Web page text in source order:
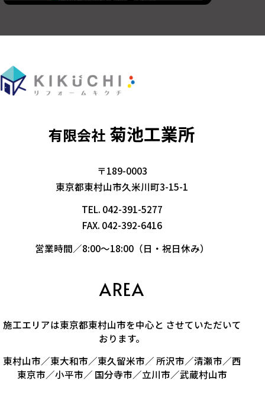
有限会社 菊池工業所
〒189-0003
東京都東村山市久米川町3-15-1
TEL. 042-391-5277
FAX. 042-392-6416
営業時間／8:00～18:00（日・祝日休み）
AREA
施工エリアは東京都東村山市を中心と させていただいて
おります。
東村山市／東大和市／東久留米市／ 所沢市／清瀬市／西
東京市／小平市／ 国分寺市／立川市／武蔵村山市